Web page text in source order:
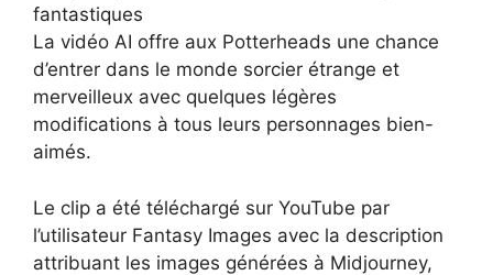
fantastiques
La vidéo AI offre aux Potterheads une chance
d’entrer dans le monde sorcier étrange et
merveilleux avec quelques légères
modifications à tous leurs personnages bien-
aimés.
Le clip a été téléchargé sur YouTube par
l’utilisateur Fantasy Images avec la description
attribuant les images générées à Midjourney,